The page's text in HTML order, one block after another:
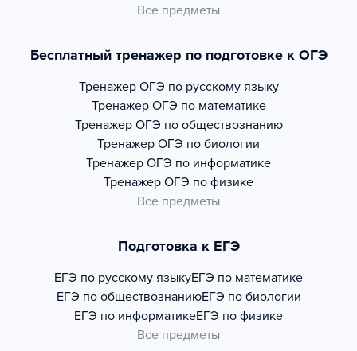
Все предметы
Бесплатный тренажер по подготовке к ОГЭ
Тренажер ОГЭ по русскому языку
Тренажер ОГЭ по математике
Тренажер ОГЭ по обществознанию
Тренажер ОГЭ по биологии
Тренажер ОГЭ по информатике
Тренажер ОГЭ по физике
Все предметы
Подготовка к ЕГЭ
ЕГЭ по русскому языкуЕГЭ по математике
ЕГЭ по обществознаниюЕГЭ по биологии
ЕГЭ по информатикеЕГЭ по физике
Все предметы